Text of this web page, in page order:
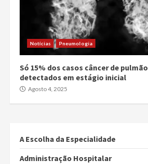
Notícias Pneumologia
Só 15% dos casos câncer de
detectados em estágio inicial
Agosto 4, 2025
A Escolha da Especialidade
Administração Hospitalar